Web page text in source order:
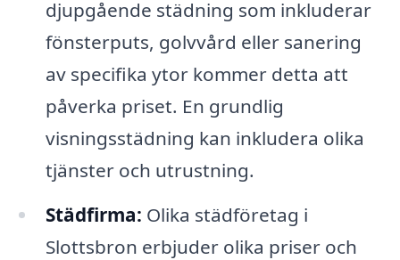
djupgående städning som inkluderar
fönsterputs, golvvård eller sanering
av specifika ytor kommer detta att
påverka priset. En grundlig
visningsstädning kan inkludera olika
tjänster och utrustning.
Städfirma: Olika städföretag i
Slottsbron erbjuder olika priser och